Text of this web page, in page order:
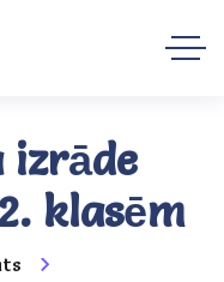
izrāde
klasēm